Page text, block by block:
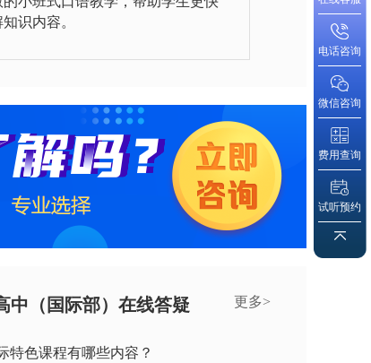
识内容。
中（国际部）在线答疑 更多>
特色课程有哪些内容？
电话咨询
微信咨询
费用查询
试听预约